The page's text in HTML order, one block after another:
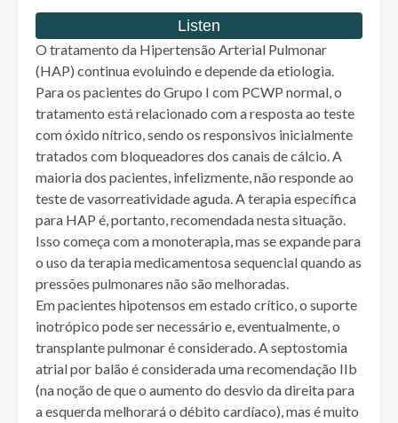
O tratamento da Hipertensão Arterial Pulmonar
(HAP) continua evoluindo e depende da etiologia.
Para os pacientes do Grupo I com PCWP normal, o
tratamento está relacionado com a resposta ao teste
com óxido nítrico, sendo os responsivos inicialmente
tratados com bloqueadores dos canais de cálcio. A
maioria dos pacientes, infelizmente, não responde ao
teste de vasorreatividade aguda. A terapia específica
para HAP é, portanto, recomendada nesta situação.
Isso começa com a monoterapia, mas se expande para
o uso da terapia medicamentosa sequencial quando as
pressões pulmonares não são melhoradas.
Em pacientes hipotensos em estado crítico, o suporte
inotrópico pode ser necessário e, eventualmente, o
transplante pulmonar é considerado. A septostomia
atrial por balão é considerada uma recomendação IIb
(na noção de que o aumento do desvio da direita para
a esquerda melhorará o débito cardíaco), mas é muito